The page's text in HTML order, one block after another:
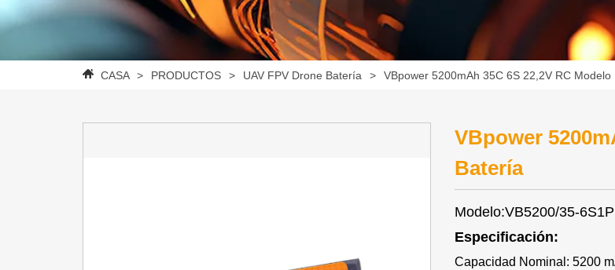
CASA > PRODUCTOS > UAV FPV Drone Batería > VBpower 5200mAh 35C 6S 22,2V RC Modelo
VBpower
Batería
Modelo:VB5200/35-6S1P
Especificación:
Capacidad Nominal: 5200